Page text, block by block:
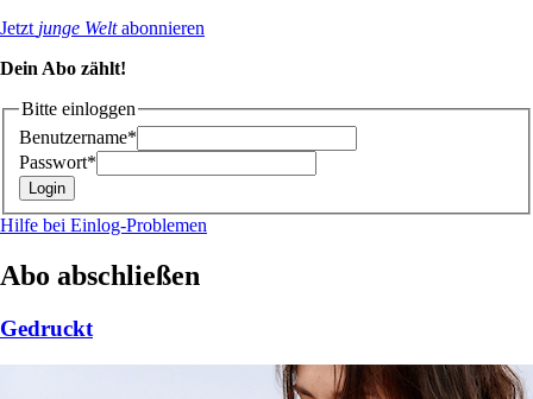
Jetzt junge Weltabonnieren
Dein Abo zählt!
Bitte einloggen
Benutzername*
Passwort*
Hilfe bei Einlog-Problemen
Abo abschließen
Gedruckt